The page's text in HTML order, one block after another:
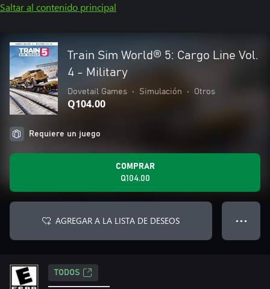
Saltar al contenido principal
Train Sim World® 5: Cargo Line Vol.
4 - Military
Dovetail Games • Simulación • Otros
Q104.00
Requiere un juego
COMPRAR
Q104.00
AGREGAR A LA LISTA DE DESEOS ● ● ●
TODOS